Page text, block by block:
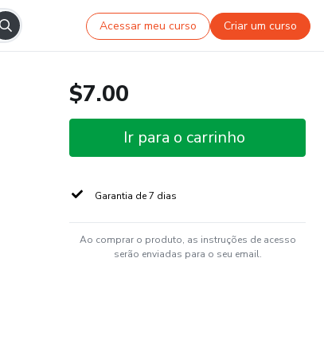
Acessar meu curso Criar um curso
$7.00
Ir para o carrinho
Garantia de 7 dias
Ao comprar o produto, as instruções de acesso
serão enviadas para o seu email.